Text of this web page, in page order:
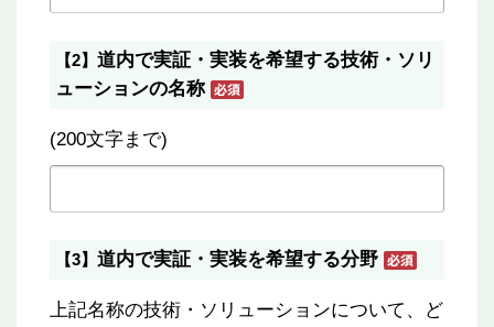
【2】 道内で実証・実装を希望する技術・ソリ
ューションの名称
(200文字まで)
【3】 道内で実証・実装を希望する分野
上記名称の技術・ソリューションについて、ど